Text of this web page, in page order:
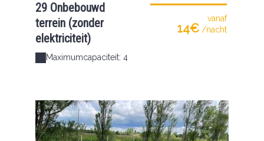
29 Onbebouwd
terrein (zonder
elektriciteit)
Maximumcapaciteit: 4
vanaf
14€ /nacht